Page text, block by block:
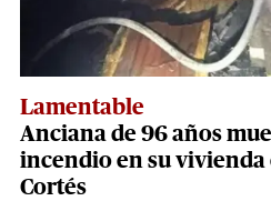
Lamentable
Anciana de 96 años
incendio en su vivienda
Cortés